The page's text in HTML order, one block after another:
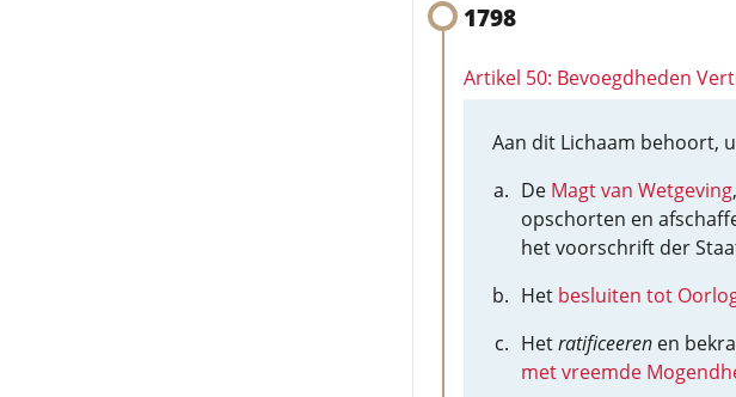
1798
Artikel 50: Bevoegdheden
Aan dit Lichaam behoort,
De Magt van Wetgeving
opschorten en
het voorschrift der
Het besluiten tot
Hetratificeerenen
met vreemde